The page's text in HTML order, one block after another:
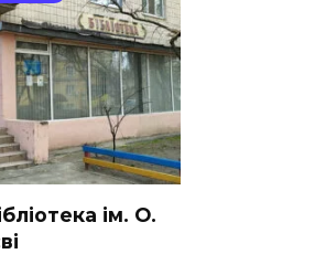
ім. О.